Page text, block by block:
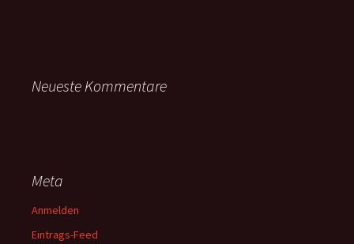
Neueste Kommentare
Meta
Anmelden
Eintrags-Feed